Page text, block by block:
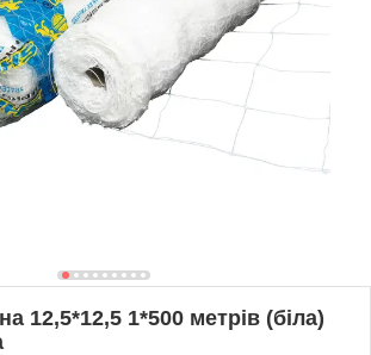
12,5*12,5 1*500 метрів (біла)